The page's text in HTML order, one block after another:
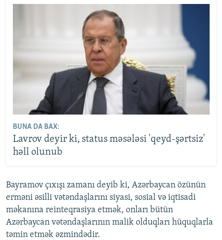
BUNA DA BAX:
Lavrov deyir ki, status məsələsi 'qeyd-şərtsiz'
həll olunub
Bayramov çıxışı zamanı deyib ki, Azərbaycan özünün
erməni əsilli vətəndaşlarını siyasi, sosial və iqtisadi
məkanına reinteqrasiya etmək, onları bütün
Azərbaycan vətəndaşlarının malik olduqları hüquqlarla
təmin etmək əzmindədir.